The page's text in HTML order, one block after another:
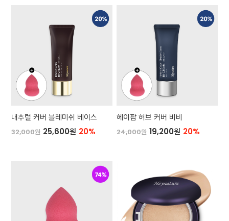
내추럴 커버 블레미쉬 베이스
32,000원 25,600원 20%
헤이팝 허브 커버 비비
24,000원 19,200원 20%